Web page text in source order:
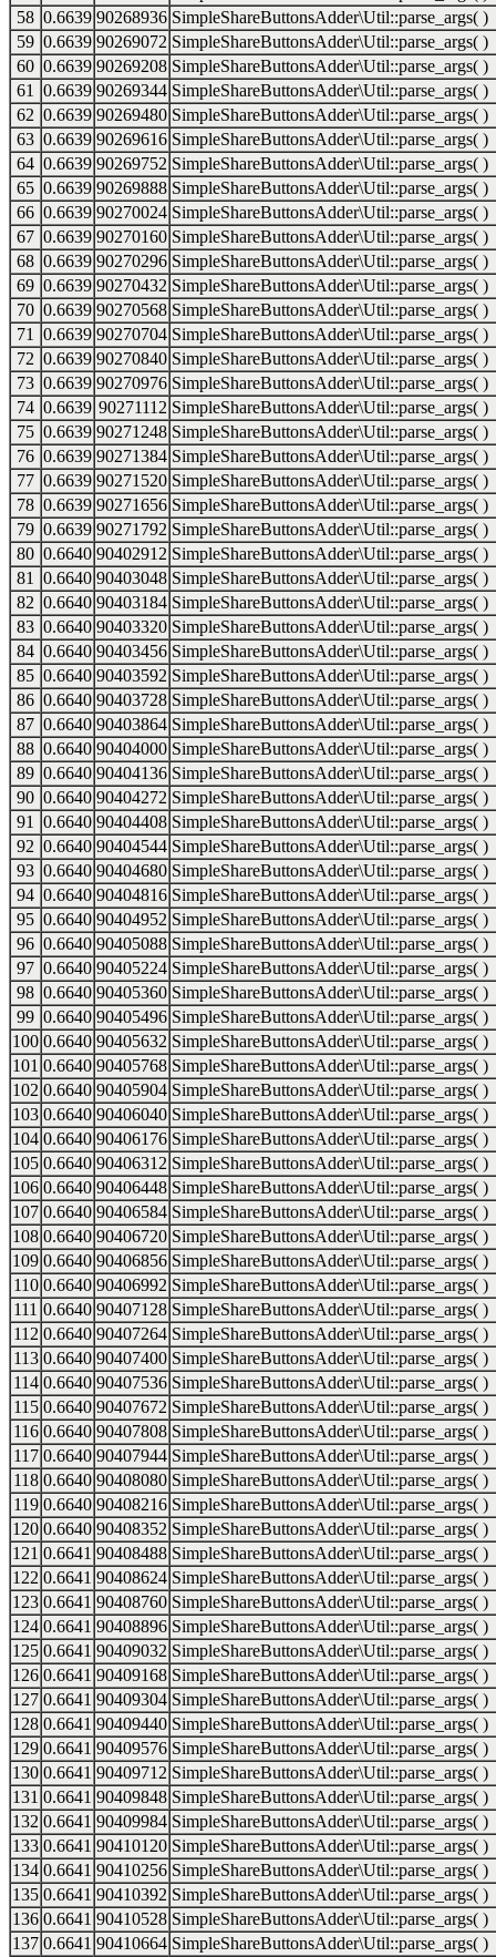
58 0.6639 90268936 SimpleShareButtonsAdder\Util::parse_args( )
59 0.6639 90269072 SimpleShareButtonsAdder\Util::parse_args( )
60 0.6639 90269208 SimpleShareButtonsAdder\Util::parse_args( )
61
0.6639 90269344 SimpleShareButtonsAdder\Util::parse_args( )
62 0.6639 90269480 SimpleShareButtonsAdder\Util::parse_args( )
63 0.6639 90269616 SimpleShareButtonsAdder\Util::parse_args( )
64 0.6639 90269752 SimpleShareButtonsAdder\Util::parse_args( )
65 0.6639 90269888 SimpleShareButtonsAdder\Util::parse_args( )
66 0.6639 90270024 SimpleShareButtonsAdder\Util::parse_args( )
67 0.6639 90270160 SimpleShareButtonsAdder\Util::parse_args( )
68 0.6639 90270296 SimpleShareButtonsAdder\Util::parse_args( )
69 0.6639 90270432 SimpleShareButtonsAdder\Util::parse_args( )
70 0.6639 90270568 SimpleShareButtonsAdder\Util::parse_args( )
71
0.6639 90270704 SimpleShareButtonsAdder\Util::parse_args( )
72 0.6639 90270840 SimpleShareButtonsAdder\Util::parse_args( )
73 0.6639 90270976 SimpleShareButtonsAdder\Util::parse_args( )
74 0.6639 90271112 SimpleShareButtonsAdder\Util::parse_args( )
75 0.6639 90271248 SimpleShareButtonsAdder\Util::parse_args( )
76 0.6639 90271384 SimpleShareButtonsAdder\Util::parse_args( )
77 0.6639 90271520 SimpleShareButtonsAdder\Util::parse_args( )
78 0.6639 90271656 SimpleShareButtonsAdder\Util::parse_args( )
79 0.6639 90271792 SimpleShareButtonsAdder\Util::parse_args( )
80 0.6640 90402912 SimpleShareButtonsAdder\Util::parse_args( )
81
0.6640 90403048 SimpleShareButtonsAdder\Util::parse_args( )
82 0.6640 90403184 SimpleShareButtonsAdder\Util::parse_args( )
83 0.6640 90403320 SimpleShareButtonsAdder\Util::parse_args( )
84 0.6640 90403456 SimpleShareButtonsAdder\Util::parse_args( )
85 0.6640 90403592 SimpleShareButtonsAdder\Util::parse_args( )
86 0.6640 90403728 SimpleShareButtonsAdder\Util::parse_args( )
87 0.6640 90403864 SimpleShareButtonsAdder\Util::parse_args( )
88 0.6640 90404000 SimpleShareButtonsAdder\Util::parse_args( )
89 0.6640 90404136 SimpleShareButtonsAdder\Util::parse_args( )
90 0.6640 90404272 SimpleShareButtonsAdder\Util::parse_args( )
91
0.6640 90404408 SimpleShareButtonsAdder\Util::parse_args( )
92 0.6640 90404544 SimpleShareButtonsAdder\Util::parse_args( )
93 0.6640 90404680 SimpleShareButtonsAdder\Util::parse_args( )
94 0.6640 90404816 SimpleShareButtonsAdder\Util::parse_args( )
95 0.6640 90404952 SimpleShareButtonsAdder\Util::parse_args( )
96 0.6640 90405088 SimpleShareButtonsAdder\Util::parse_args( )
97 0.6640 90405224 SimpleShareButtonsAdder\Util::parse_args( )
98 0.6640 90405360 SimpleShareButtonsAdder\Util::parse_args( )
99 0.6640 90405496 SimpleShareButtonsAdder\Util::parse_args( )
100 0.6640 90405632 SimpleShareButtonsAdder\Util::parse_args( )
101 0.6640 90405768 SimpleShareButtonsAdder\Util::parse_args( )
102 0.6640 90405904 SimpleShareButtonsAdder\Util::parse_args( )
103 0.6640 90406040 SimpleShareButtonsAdder\Util::parse_args( )
104 0.6640 90406176 SimpleShareButtonsAdder\Util::parse_args( )
105 0.6640 90406312 SimpleShareButtonsAdder\Util::parse_args( )
106 0.6640 90406448 SimpleShareButtonsAdder\Util::parse_args( )
107 0.6640 90406584 SimpleShareButtonsAdder\Util::parse_args( )
108 0.6640 90406720 SimpleShareButtonsAdder\Util::parse_args( )
109 0.6640 90406856 SimpleShareButtonsAdder\Util::parse_args( )
110 0.6640 90406992 SimpleShareButtonsAdder\Util::parse_args( )
111 0.6640 90407128 SimpleShareButtonsAdder\Util::parse_args( )
112 0.6640 90407264 SimpleShareButtonsAdder\Util::parse_args( )
113 0.6640 90407400 SimpleShareButtonsAdder\Util::parse_args( )
114 0.6640 90407536 SimpleShareButtonsAdder\Util::parse_args( )
115 0.6640 90407672 SimpleShareButtonsAdder\Util::parse_args( )
116 0.6640 90407808 SimpleShareButtonsAdder\Util::parse_args( )
117 0.6640 90407944 SimpleShareButtonsAdder\Util::parse_args( )
118 0.6640 90408080 SimpleShareButtonsAdder\Util::parse_args( )
119 0.6640 90408216 SimpleShareButtonsAdder\Util::parse_args( )
120 0.6640 90408352 SimpleShareButtonsAdder\Util::parse_args( )
121 0.6641 90408488 SimpleShareButtonsAdder\Util::parse_args( )
122 0.6641 90408624 SimpleShareButtonsAdder\Util::parse_args( )
123 0.6641 90408760 SimpleShareButtonsAdder\Util::parse_args( )
124 0.6641 90408896 SimpleShareButtonsAdder\Util::parse_args( )
125 0.6641 90409032 SimpleShareButtonsAdder\Util::parse_args( )
126 0.6641 90409168 SimpleShareButtonsAdder\Util::parse_args( )
127 0.6641 90409304 SimpleShareButtonsAdder\Util::parse_args( )
128 0.6641 90409440 SimpleShareButtonsAdder\Util::parse_args( )
129 0.6641 90409576 SimpleShareButtonsAdder\Util::parse_args( )
130 0.6641 90409712 SimpleShareButtonsAdder\Util::parse_args( )
131 0.6641 90409848 SimpleShareButtonsAdder\Util::parse_args( )
132 0.6641 90409984 SimpleShareButtonsAdder\Util::parse_args( )
133 0.6641 90410120 SimpleShareButtonsAdder\Util::parse_args( )
134 0.6641 90410256 SimpleShareButtonsAdder\Util::parse_args( )
135 0.6641 90410392 SimpleShareButtonsAdder\Util::parse_args( )
136 0.6641 90410528 SimpleShareButtonsAdder\Util::parse_args( )
137 0.6641 90410664 SimpleShareButtonsAdder\Util::parse_args( )